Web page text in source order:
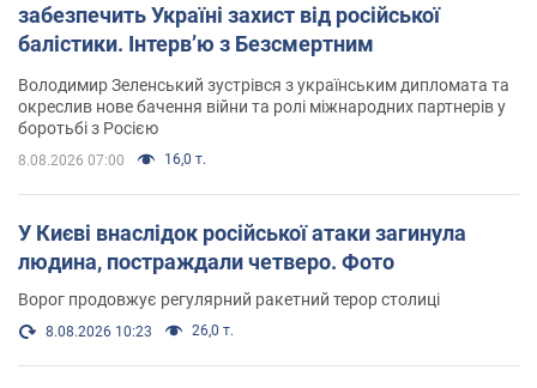
забезпечить Україні захист від російської
балістики. Інтерв’ю з Безсмертним
Володимир Зеленський зустрівся з українським дипломата та
окреслив нове бачення війни та ролі міжнародних партнерів у
боротьбі з Росією
8.08.2026 07:00 16,0 т.
У Києві внаслідок російської атаки загинула
людина, постраждали четверо. Фото
Ворог продовжує регулярний ракетний терор столиці
8.08.2026 10:23 26,0 т.